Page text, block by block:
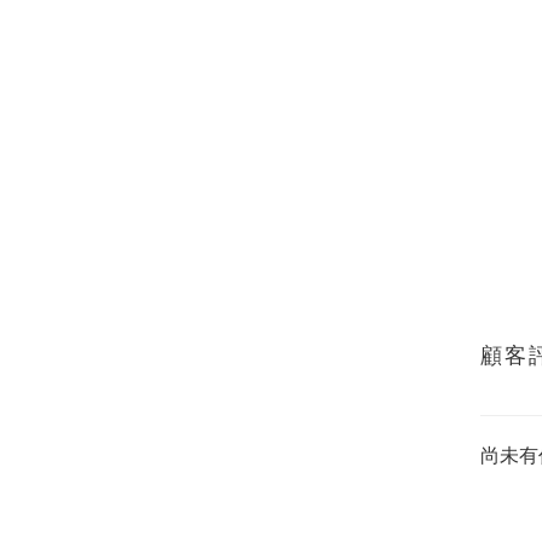
顧客
尚未